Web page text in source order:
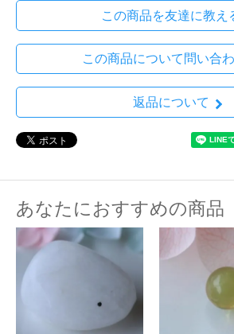
この商品を友達に教え
この商品について問い合
返品について
あなたにおすすめの商品